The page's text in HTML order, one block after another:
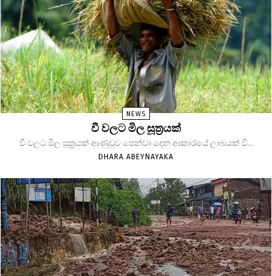
NEWS
වී වලට මිල සූත්‍රයක්
වී වලට මිල සූත්‍රයක් ආණුඩුව පෙන්වා දෙන ආකාරයේ ලාබයක් වී...
DHARA ABEYNAYAKA